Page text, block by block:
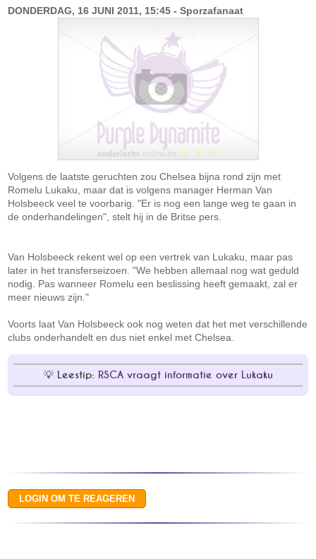
DONDERDAG, 16 JUNI 2011, 15:45 - Sporzafanaat
Volgens de laatste geruchten zou Chelsea bijna rond zijn met
Romelu Lukaku, maar dat is volgens manager Herman Van
Holsbeeck veel te voorbarig. "Er is nog een lange weg te gaan in
de onderhandelingen", stelt hij in de Britse pers.
Van Holsbeeck rekent wel op een vertrek van Lukaku, maar pas
later in het transferseizoen. "We hebben allemaal nog wat geduld
nodig. Pas wanneer Romelu een beslissing heeft gemaakt, zal er
meer nieuws zijn."
Voorts laat Van Holsbeeck ook nog weten dat het met verschillende
clubs onderhandelt en dus niet enkel met Chelsea.
Leestip: RSCA vraagt informatie over Lukaku